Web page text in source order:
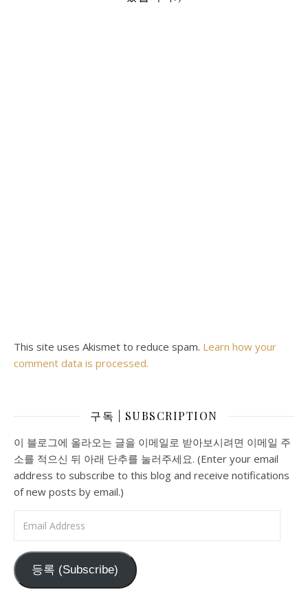
This site uses Akismet to reduce spam. Learn how your
comment data is processed.
구독 | SUBSCRIPTION
이 블로그에 올라오는 글을 이메일로 받아보시려면 이메일 주
소를 적으신 뒤 아래 단추를 눌러주세요. (Enter your email
address to subscribe to this blog and receive notifications
of new posts by email.)
등록 (Subscribe)